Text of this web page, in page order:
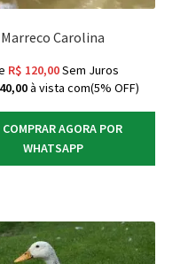
Marreco Carolina
R$ 120,00Sem Juros
à vista com(5% OFF)
COMPRAR AGORA POR
WHATSAPP